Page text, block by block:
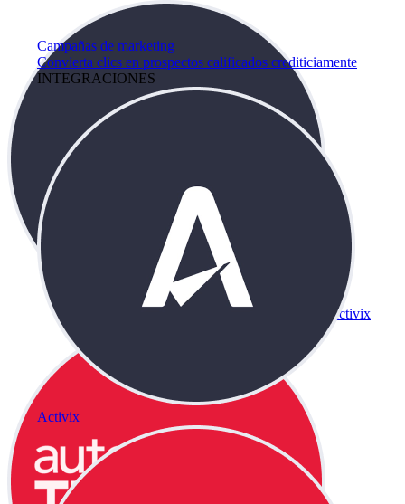
Campañas de marketing
Convierta clics en prospectos calificados crediticiamente
INTEGRACIONES
Activix
Activix